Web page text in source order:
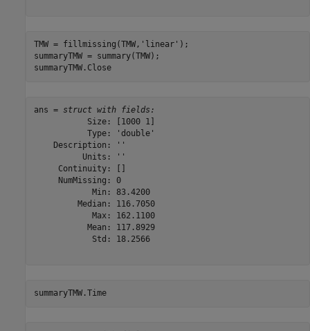
TMW = fillmissing(TMW, 'linear' );
summaryTMW = summary(TMW);
summaryTMW.Close
ans = struct with fields:
           Size: [1000 1]
           Type: 'double'
    Description: ''
          Units: ''
     Continuity: []
     NumMissing: 0
            Min: 83.4200
         Median: 116.7050
            Max: 162.1100
           Mean: 117.8929
            Std: 18.2566
summaryTMW.Time